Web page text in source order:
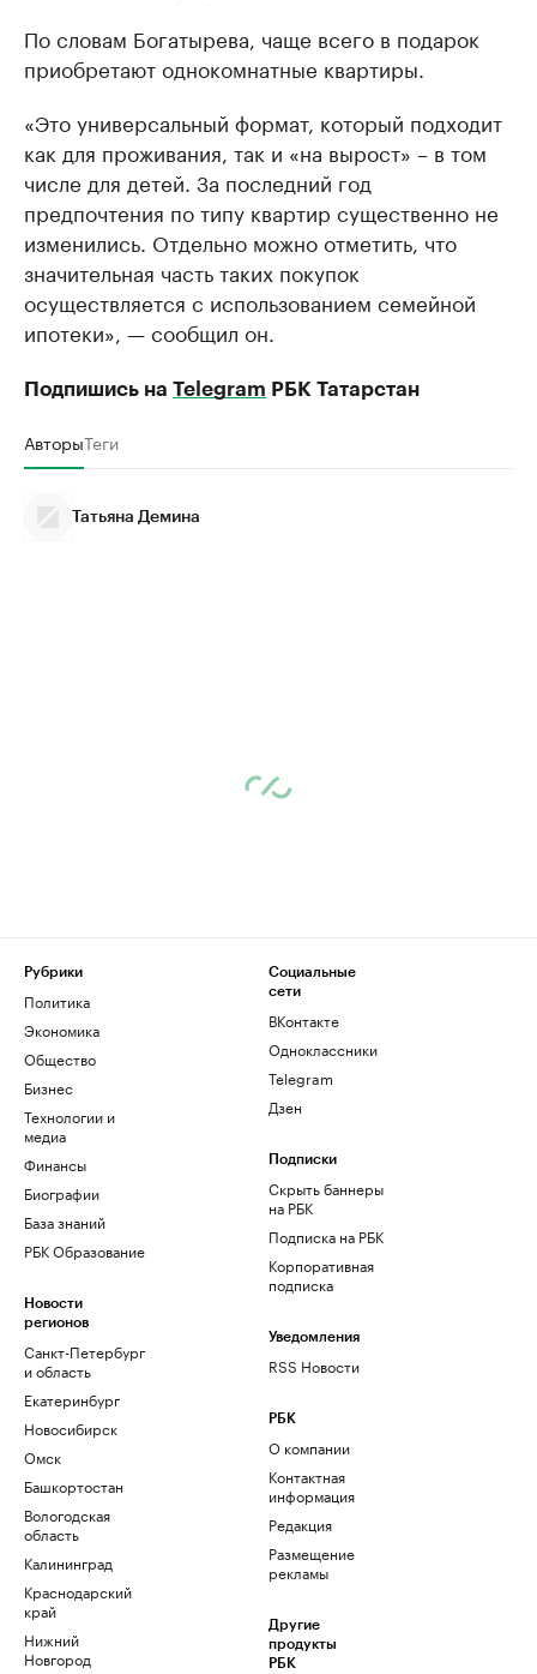
По словам Богатырева, чаще всего в подарок
приобретают однокомнатные квартиры.
«Это универсальный формат, который подходит
как для проживания, так и «на вырост» – в том
числе для детей. За последний год
предпочтения по типу квартир существенно не
изменились. Отдельно можно отметить, что
значительная часть таких покупок
осуществляется с использованием семейной
ипотеки», — сообщил он.
Подпишись на Telegram РБК Татарстан
АвторыТеги
Татьяна Демина
Рубрики
Политика
Экономика
Общество
Бизнес
Технологии и
медиа
Финансы
Биографии
База знаний
РБК Образование
Новости
регионов
Санкт-Петербург
и область
Екатеринбург
Новосибирск
Омск
Башкортостан
Вологодская
область
Калининград
Краснодарский
край
Нижний
Новгород
Социальные
сети
ВКонтакте
Одноклассники
Telegram
Дзен
Подписки
Скрыть баннеры
на РБК
Подписка на РБК
Корпоративная
подписка
Уведомления
RSS Новости
РБК
О компании
Контактная
информация
Редакция
Размещение
рекламы
Другие
продукты
РБК